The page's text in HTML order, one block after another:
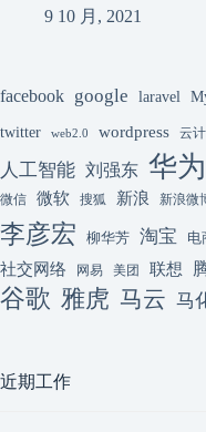
9 10 月, 2021
facebook google laravel
twitter web2.0 wordpress 云
人工智能 刘强东 华为
微信 微软 搜狐 新浪 新浪微
李彦宏 柳华芳 淘宝 电
社交网络 网易 美团 联想
谷歌 雅虎 马云 马
近期工作